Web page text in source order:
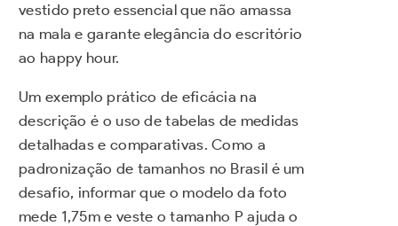
vestido preto essencial que não amassa
na mala e garante elegância do escritório
ao happy hour.
Um exemplo prático de eficácia na
descrição é o uso de tabelas de medidas
detalhadas e comparativas. Como a
padronização de tamanhos no Brasil é um
desafio, informar que o modelo da foto
mede 1,75m e veste o tamanho P ajuda o